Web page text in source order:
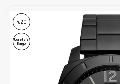
%20
Ücretsiz
Kargo